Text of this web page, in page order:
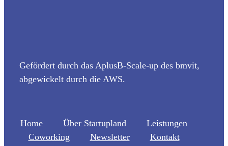
Gefördert durch das AplusB-Scale-up des bmvit,
abgewickelt durch die AWS.
Home Über Startupland
Leistungen
Coworking
Newsletter
Kontakt